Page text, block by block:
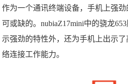
作为一个通讯终端设备，手机上强
可或缺的。nubiaZ17mini中的骁龙
示强劲的特性外，还为手机上出示
络连接工作能力。